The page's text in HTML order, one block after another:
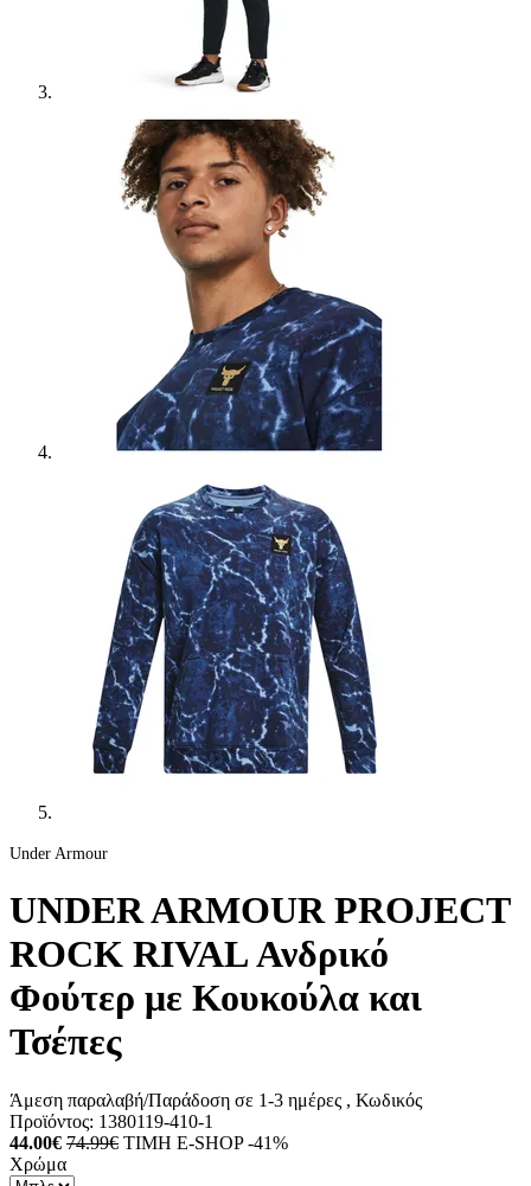
Under Armour
UNDER ARMOUR PROJECT
ROCK RIVAL Ανδρικό
Φούτερ με Κουκούλα και
Τσέπες
Άμεση παραλαβή/Παράδοση σε 1-3 ημέρες , Κωδικός
Προϊόντος: 1380119-410-1
44.00€ 74.99€ ΤΙΜΗ E-SHOP -41%
Χρώμα